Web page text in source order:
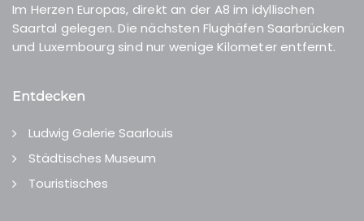
Im Herzen Europas, direkt an der A8 im idyllischen
Saartal gelegen. Die nächsten Flughäfen Saarbrücken
und Luxembourg sind nur wenige Kilometer entfernt.
Entdecken
Ludwig Galerie Saarlouis
Städtisches Museum
Touristisches